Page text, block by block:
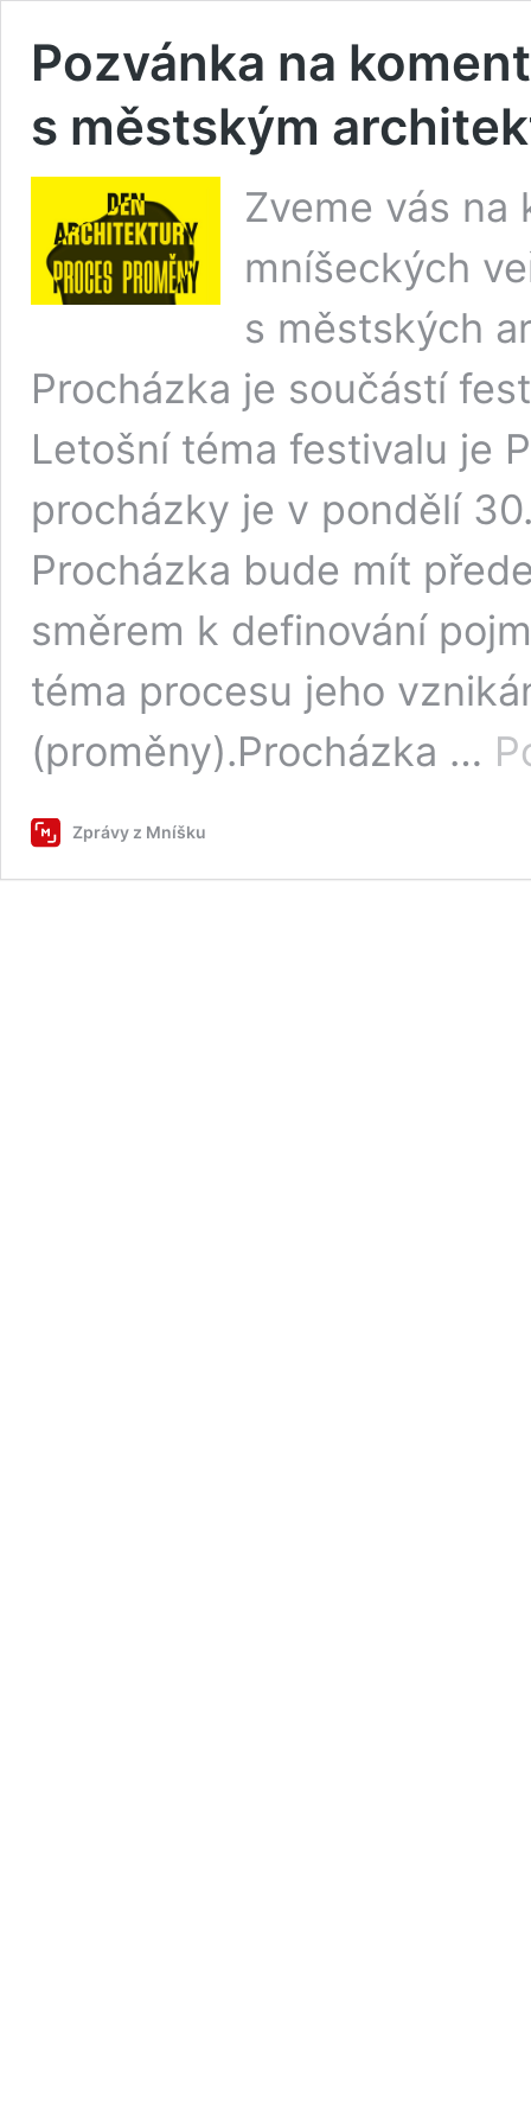
Pozvánka na
s městským
Zveme vás na
mníšeckých
s městských
Procházka je součástí
Letošní téma festivalu je
procházky je v pondělí
Procházka bude mít
směrem k definování
téma procesu jeho
(proměny).Procházka …
Zprávy z Mníšku